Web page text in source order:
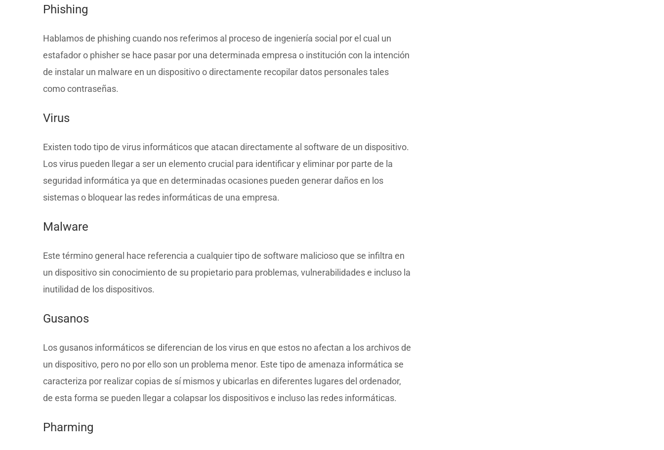
Phishing
Hablamos de phishing cuando nos referimos al proceso de ingeniería social por el cual un
estafador o phisher se hace pasar por una determinada empresa o institución con la intención
de instalar un malware en un dispositivo o directamente recopilar datos personales tales
como contraseñas.
Virus
Existen todo tipo de virus informáticos que atacan directamente al software de un dispositivo.
Los virus pueden llegar a ser un elemento crucial para identificar y eliminar por parte de la
seguridad informática ya que en determinadas ocasiones pueden generar daños en los
sistemas o bloquear las redes informáticas de una empresa.
Malware
Este término general hace referencia a cualquier tipo de software malicioso que se infiltra en
un dispositivo sin conocimiento de su propietario para problemas, vulnerabilidades e incluso la
inutilidad de los dispositivos.
Gusanos
Los gusanos informáticos se diferencian de los virus en que estos no afectan a los archivos de
un dispositivo, pero no por ello son un problema menor. Este tipo de amenaza informática se
caracteriza por realizar copias de sí mismos y ubicarlas en diferentes lugares del ordenador,
de esta forma se pueden llegar a colapsar los dispositivos e incluso las redes informáticas.
Pharming